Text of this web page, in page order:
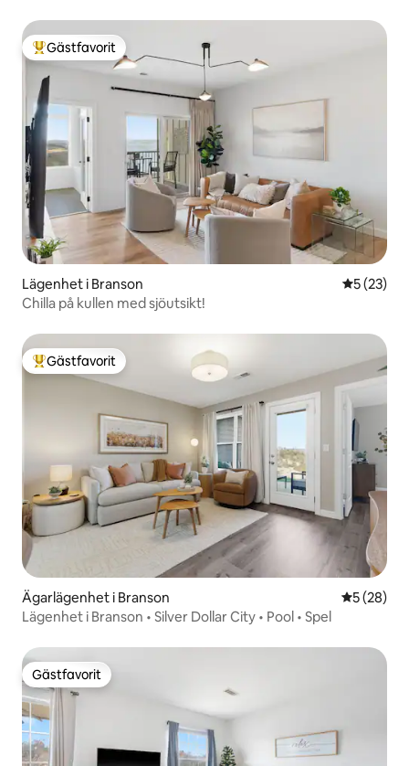
Populär gästfavorit
Gästfavorit
Lägenhet i Branson 5 av 5 i
5 (23)
Chilla på kullen med sjöutsikt!
Populär gästfavorit
Gästfavorit
Ägarlägenhet i Branson 5 av 5 i
5 (28)
Lägenhet i Branson • Silver Dollar City • Pool • Spel
Gästfavorit
Gästfavorit